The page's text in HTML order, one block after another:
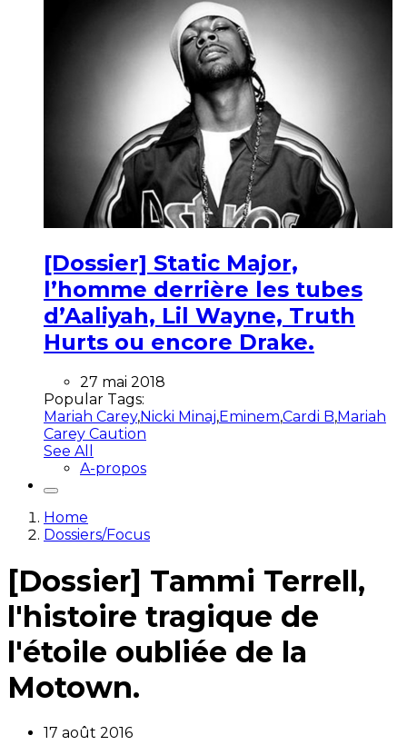
[Dossier] Static Major,
l’homme derrière les tubes
d’Aaliyah, Lil Wayne, Truth
Hurts ou encore Drake.
27 mai 2018
Popular Tags:
Mariah Carey,Nicki Minaj,Eminem,Cardi B,Mariah
Carey Caution
See All
A-propos
Home
Dossiers/Focus
[Dossier] Tammi Terrell,
l'histoire tragique de
l'étoile oubliée de la
Motown.
17 août 2016